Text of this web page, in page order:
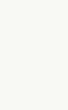
・安全”に過
ます。